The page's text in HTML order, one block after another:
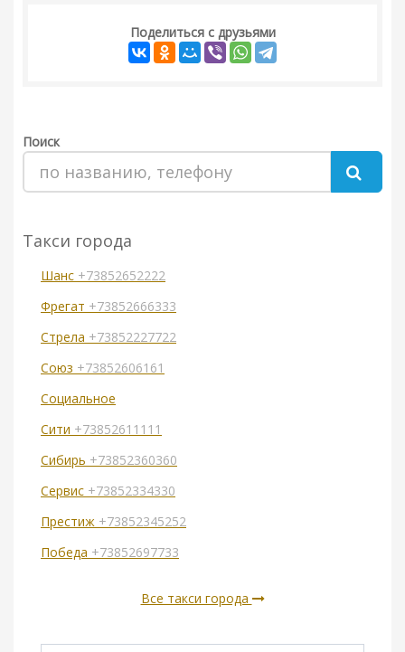
Поделиться с друзьями
Поиск
Такси города
Шанс +73852652222
Фрегат +73852666333
Стрела +73852227722
Союз +73852606161
Социальное
Сити +73852611111
Сибирь +73852360360
Сервис +73852334330
Престиж +73852345252
Победа +73852697733
Все такси города